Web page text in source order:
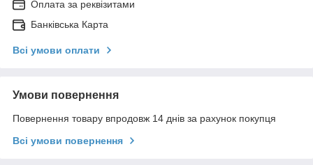
Оплата за реквізитами
Банківська Карта
Всі умови оплати
Умови повернення
Повернення товару впродовж 14 днів за рахунок покупця
Всі умови повернення